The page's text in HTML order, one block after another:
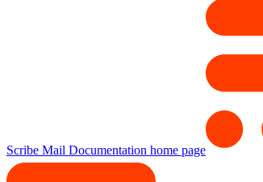
Scribe Mail Documentation home page